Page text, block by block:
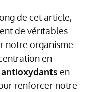
de cet article,
de véritables
notre organisme.
en
en
renforcer notre